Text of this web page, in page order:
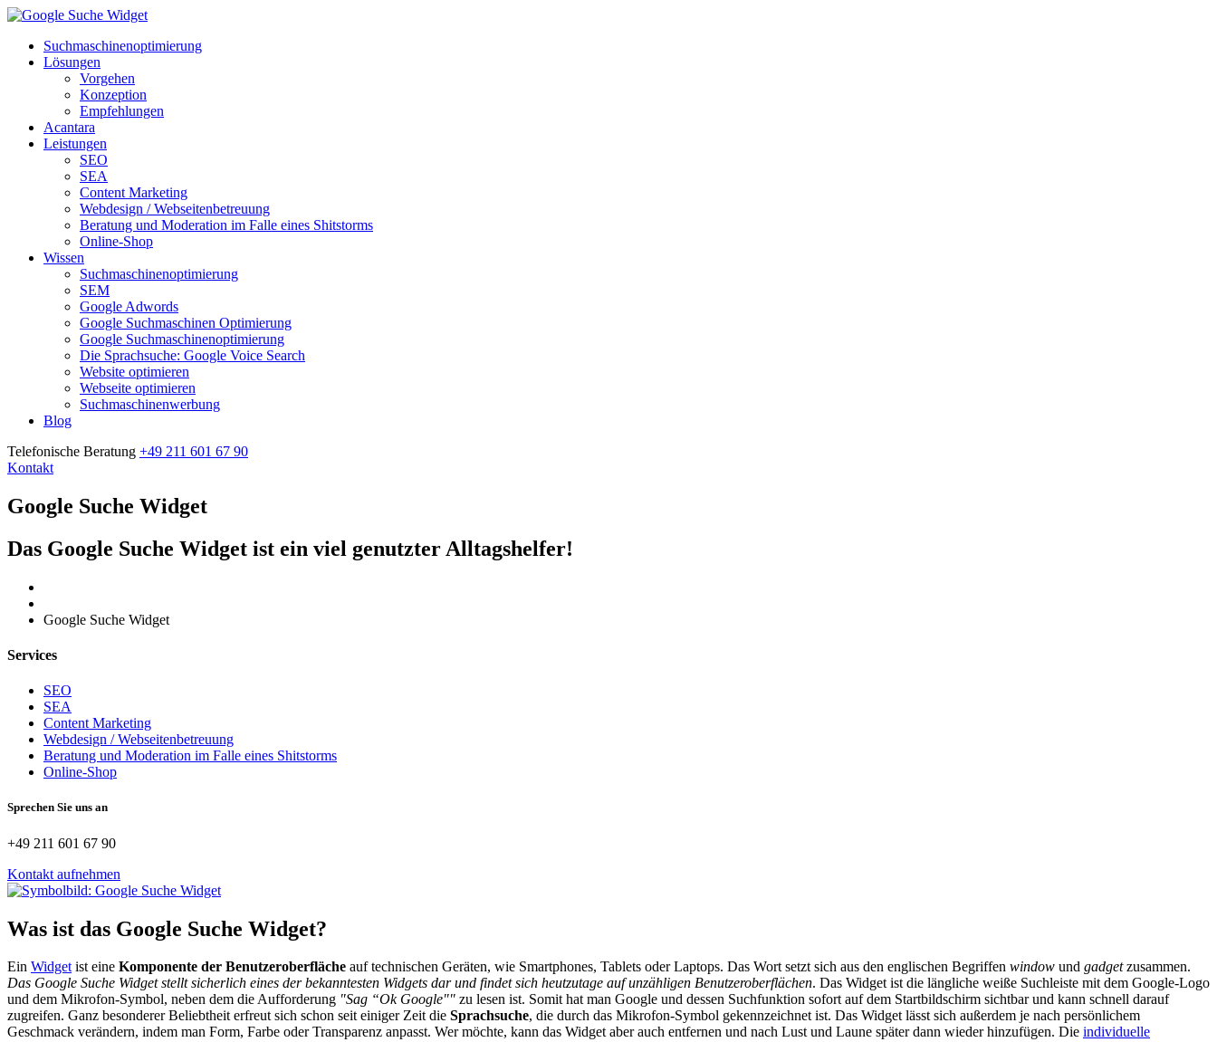
Suchmaschinenoptimierung
Lösungen
Vorgehen
Konzeption
Empfehlungen
Acantara
Leistungen
SEO
SEA
Content Marketing
Webdesign / Webseitenbetreuung
Beratung und Moderation im Falle eines Shitstorms
Online-Shop
Wissen
Suchmaschinenoptimierung
SEM
Google Adwords
Google Suchmaschinen Optimierung
Google Suchmaschinenoptimierung
Die Sprachsuche: Google Voice Search
Website optimieren
Webseite optimieren
Suchmaschinenwerbung
Blog
Telefonische Beratung +49 211 601 67 90
Kontakt
Google Suche Widget
Das Google Suche Widget ist ein viel genutzter Alltagshelfer!
Google Suche Widget
Services
SEO
SEA
Content Marketing
Webdesign / Webseitenbetreuung
Beratung und Moderation im Falle eines Shitstorms
Online-Shop
Sprechen Sie uns an
+49 211 601 67 90
Kontakt aufnehmen
Was ist das Google Suche Widget?
Ein Widgetist eine Komponente der Benutzeroberfläche auf technischen Geräten, wie Smartphones, Tablets oder Laptops. Das Wort setzt sich aus den englischen Begriffen window und gadgetzusammen.
Das Google Suche Widget stellt sicherlich eines der bekanntesten Widgets dar und findet sich heutzutage auf unzähligen Benutzeroberflächen. Das Widget ist die längliche weiße Suchleiste mit dem Google-Logo
und dem Mikrofon-Symbol, neben dem die Aufforderung "Sag “Ok Google"" zu lesen ist. Somit hat man Google und dessen Suchfunktion sofort auf dem Startbildschirm sichtbar und kann schnell darauf
zugreifen. Ganz besonderer Beliebtheit erfreut sich schon seit einiger Zeit die Sprachsuche, die durch das Mikrofon-Symbol gekennzeichnet ist. Das Widget lässt sich außerdem je nach persönlichem
Geschmack verändern, indem man Form, Farbe oder Transparenz anpasst. Wer möchte, kann das Widget aber auch entfernen und nach Lust und Laune später dann wieder hinzufügen. Die individuelle